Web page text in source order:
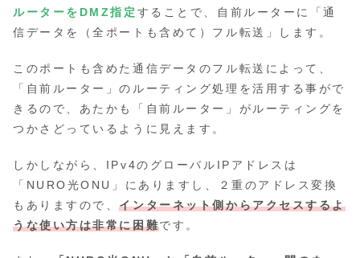
ルーターをDMZ指定 することで、自前ルーターに「通
信データを（全ポートも含めて）フル転送」します。
このポートも含めた通信データのフル転送によって、
「自前ルーター」のルーティング処理を活用する事がで
きるので、あたかも「自前ルーター」がルーティングを
つかさどっているように見えます。
しかしながら、IPv4のグローバルIPアドレスは
「NURO光ONU」にありますし、２重のアドレス変換
もありますので、インターネット側からアクセスするよ
うな使い方は非常に困難です。